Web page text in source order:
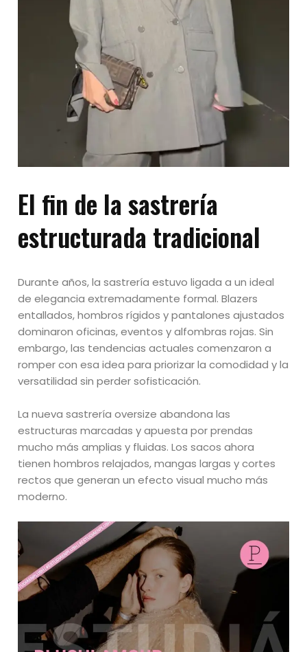
El fin de la sastrería
estructurada tradicional
Durante años, la sastrería estuvo ligada a un ideal
de elegancia extremadamente formal. Blazers
entallados, hombros rígidos y pantalones ajustados
dominaron oficinas, eventos y alfombras rojas. Sin
embargo, las tendencias actuales comenzaron a
romper con esa idea para priorizar la comodidad y la
versatilidad sin perder sofisticación.
La nueva sastrería oversize abandona las
estructuras marcadas y apuesta por prendas
mucho más amplias y fluidas. Los sacos ahora
tienen hombros relajados, mangas largas y cortes
rectos que generan un efecto visual mucho más
moderno.